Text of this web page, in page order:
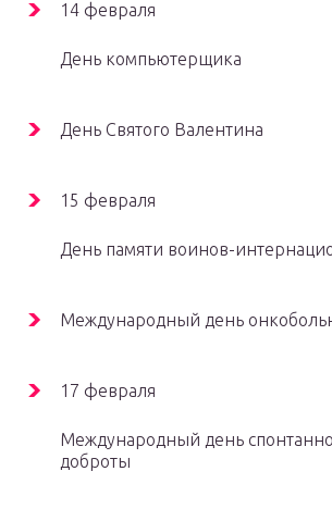
14 февраля
День компьютерщика
День Святого Валентина
15 февраля
День памяти воинов-
Международный день
17 февраля
Международный день
доброты